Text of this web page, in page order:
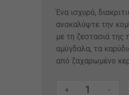
Ένα ισχυρό,
ανακαλύψτε την
με τη ζεστασιά της
αμύγδαλα, τα
από ζαχαρωμένο
+
Into
-